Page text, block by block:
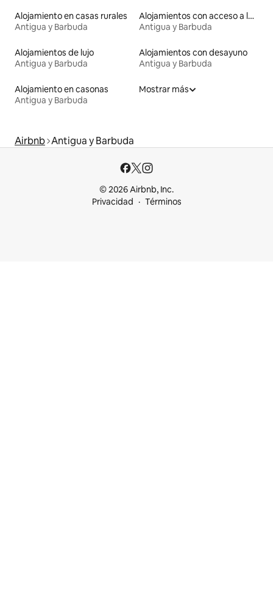
Alojamiento en casas rurales
Antigua y Barbuda
Alojamientos con acceso a la playa
Antigua y Barbuda
Alojamientos de lujo
Antigua y Barbuda
Alojamientos con desayuno
Antigua y Barbuda
Alojamiento en casonas
Antigua y Barbuda
Mostrar más
Airbnb Antigua y Barbuda
© 2026 Airbnb, Inc.
Privacidad
Términos